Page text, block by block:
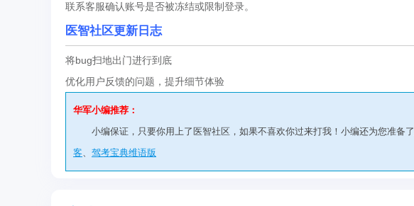
联系客服确认账号是否被冻结或限制登录。
医智社区更新日志
将bug扫地出门进行到底
优化用户反馈的问题，提升细节体验
华军小编推荐：
小编保证，只要你用上了医智社区，如果不喜欢你过来打我！小编还为您准备了
客、 驾考宝典维语版